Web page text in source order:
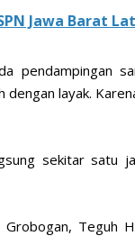
Jawa Barat
pendampingan
dengan layak.
sekitar satu
Grobogan, Teguh